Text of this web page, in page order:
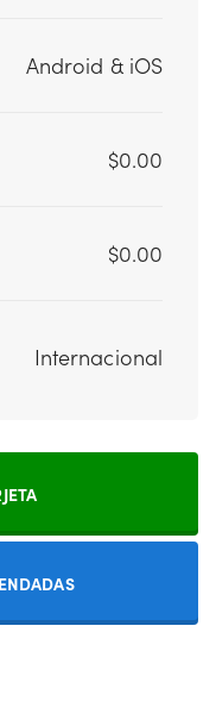
Android & iOS
$0.00
$0.00
Internacional